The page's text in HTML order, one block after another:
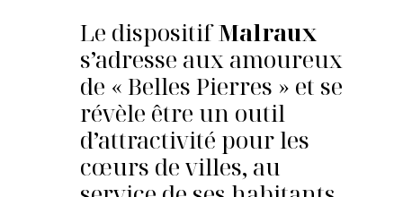
Le dispositifMalraux
s’adresse aux amoureux
de « Belles Pierres » et se
révèle être un outil
d’attractivité pour les
cœurs de villes, au